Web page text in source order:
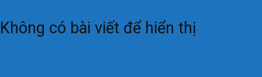
Không có bài viết để hiển thị